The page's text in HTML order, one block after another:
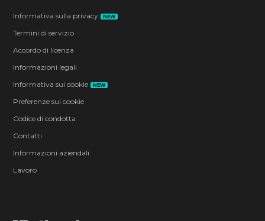
Informativa sulla privacy NEW
Termini di servizio
Accordo di licenza
Informazioni legali
Informativa sui cookie
NEW
Preferenze sui cookie
Codice di condotta
Contatti
Informazioni aziendali
Lavoro